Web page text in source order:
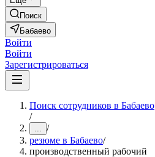
Поиск
Бабаево
Войти
Войти
Зарегистрироваться
Поиск сотрудников в Бабаево
/
... /
резюме в Бабаево/
производственный рабочий